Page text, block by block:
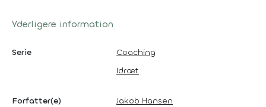
Yderligere information
Serie
Coaching
Idræt
Forfatter(e)
Jakob Hansen